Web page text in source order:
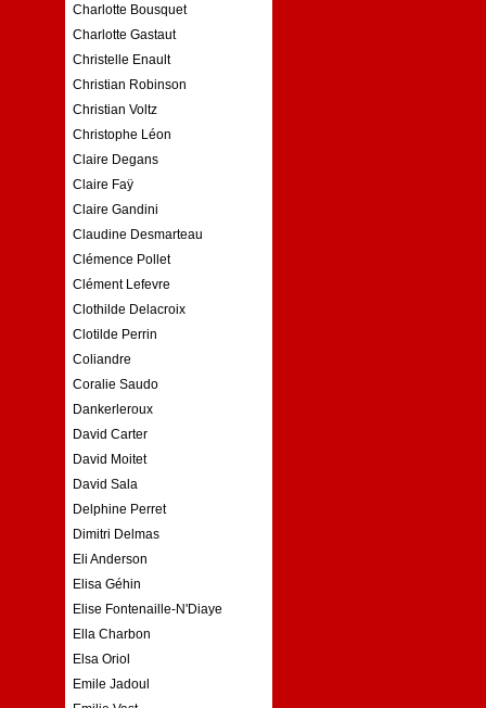
Charlotte Bousquet
Charlotte Gastaut
Christelle Enault
Christian Robinson
Christian Voltz
Christophe Léon
Claire Degans
Claire Faÿ
Claire Gandini
Claudine Desmarteau
Clémence Pollet
Clément Lefevre
Clothilde Delacroix
Clotilde Perrin
Coliandre
Coralie Saudo
Dankerleroux
David Carter
David Moitet
David Sala
Delphine Perret
Dimitri Delmas
Eli Anderson
Elisa Géhin
Elise Fontenaille-N'Diaye
Ella Charbon
Elsa Oriol
Emile Jadoul